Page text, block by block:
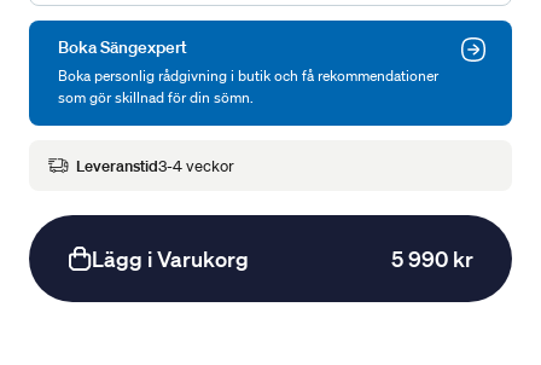
Boka Sängexpert
Boka personlig rådgivning i butik och få rekommendationer
som gör skillnad för din sömn.
Leveranstid3-4 veckor
Lägg i Varukorg 5 990 kr